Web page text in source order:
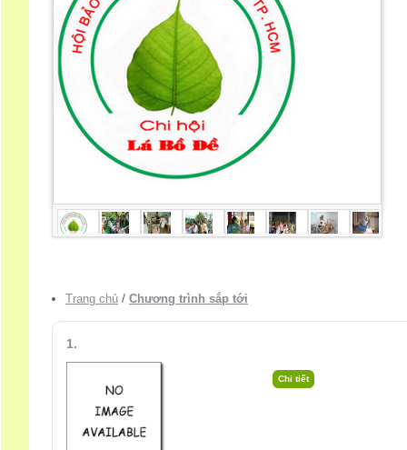
Trang chủ / Chương trình sắp tới
1.